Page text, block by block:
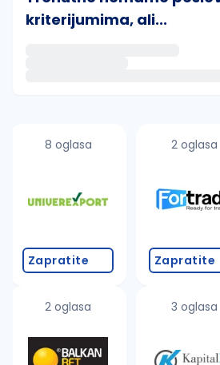
kriterijumima, ali...
proverite pravopisne
promenite odabrane
8 oglasa
Zapratite
2 oglasa
2 oglasa
Zapratite
3 oglasa